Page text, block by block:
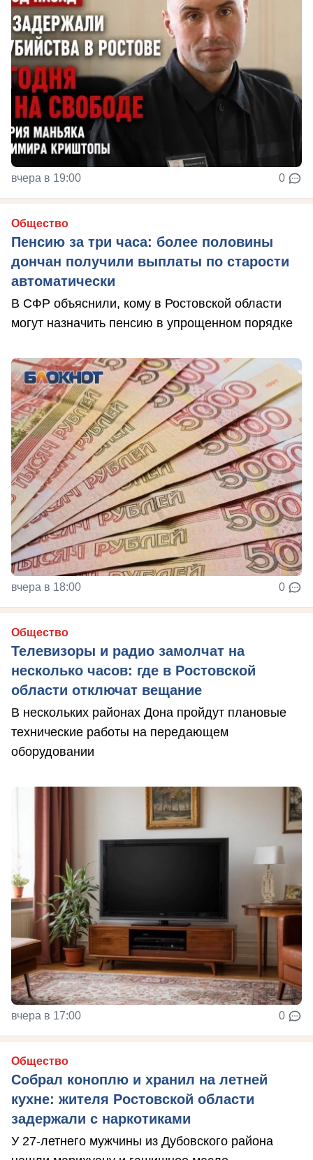
вчера в 19:00 0
Общество
Пенсию за три часа: более половины
дончан получили выплаты по старости
автоматически
В СФР объяснили, кому в Ростовской области
могут назначить пенсию в упрощенном порядке
вчера в 18:00 0
Общество
Телевизоры и радио замолчат на
несколько часов: где в Ростовской
области отключат вещание
В нескольких районах Дона пройдут плановые
технические работы на передающем
оборудовании
вчера в 17:00 0
Общество
Собрал коноплю и хранил на летней
кухне: жителя Ростовской области
задержали с наркотиками
У 27-летнего мужчины из Дубовского района